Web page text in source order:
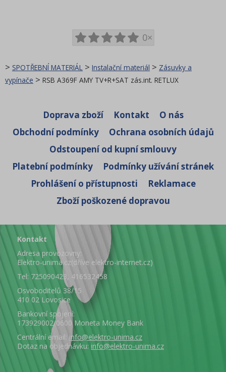
0×
> SPOTŘEBNÍ MATERIÁL > Instalační materiál > Zásuvky a
vypínače > RSB A369F AMY TV+R+SAT zás.int. RETLUX
Doprava zboží Kontakt
O nás
Obchodní podmínky
Ochrana osobních údajů
Odstoupení od kupní smlouvy
Platební podmínky
Podmínky užívání stránek
Prohlášení o přístupnosti
Reklamace
Zboží poškozené dopravou
Kontakt
Adresa provozovny:
Elektro-unima.cz(dříve elektro-internet.cz)
Tel: 725090423, 416532458
Osvoboditelů 38/15
410 02 Lovosice
Bankovní spojení:
173929002/0600 Moneta Money Bank
Centrální email: info@elektro-unima.cz
Dotaz na objednávku: info@elektro-unima.cz